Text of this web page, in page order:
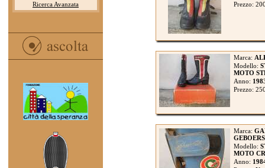
Ricerca Avanzata
Prezzo:
Marca:
Modello:
MOTO
Anno:
Prezzo:
Marca:
Modello:
MOTO
Anno: